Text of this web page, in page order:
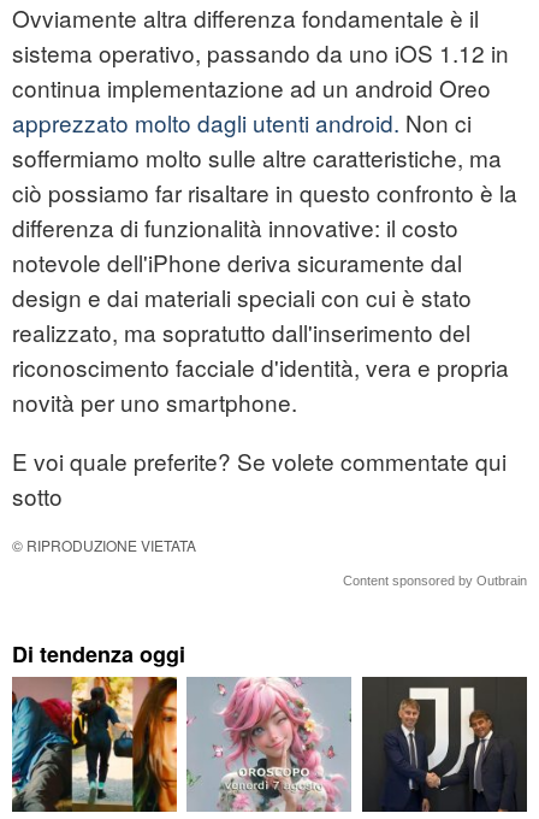
Ovviamente altra differenza fondamentale è il
sistema operativo, passando da uno iOS 1.12 in
continua implementazione ad un android Oreo
apprezzato molto dagli utenti android. Non ci
soffermiamo molto sulle altre caratteristiche, ma
ciò possiamo far risaltare in questo confronto è la
differenza di funzionalità innovative: il costo
notevole dell'iPhone deriva sicuramente dal
design e dai materiali speciali con cui è stato
realizzato, ma sopratutto dall'inserimento del
riconoscimento facciale d'identità, vera e propria
novità per uno smartphone.
E voi quale preferite? Se volete commentate qui
sotto
© RIPRODUZIONE VIETATA
Content sponsored by Outbrain
Di tendenza oggi